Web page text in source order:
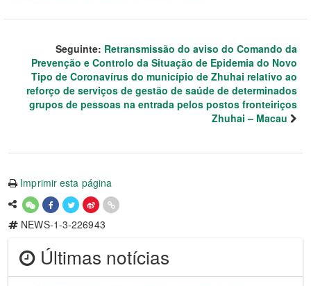
Seguinte: Retransmissão do aviso do Comando da
Prevenção e Controlo da Situação de Epidemia do Novo
Tipo de Coronavírus do município de Zhuhai relativo ao
reforço de serviços de gestão de saúde de determinados
grupos de pessoas na entrada pelos postos fronteiriços
Zhuhai – Macau
Imprimir esta página
NEWS-1-3-226943
Últimas notícias